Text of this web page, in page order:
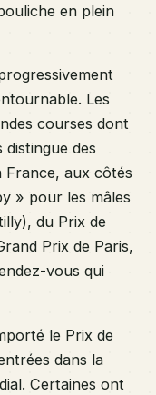
en plein
Les
courses dont
des
France, aux côtés
» pour les mâles
du Prix de
Prix de Paris,
vous qui
le Prix de
dans la
Certaines ont